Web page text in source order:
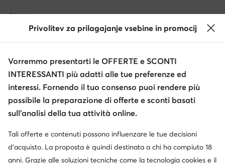
Cambia paese: Italia (IT)
Chi siamo
Informazioni
Privolitev za prilagajanje vsebine in promocij
Vorremmo presentarti le OFFERTE e SCONTI
INTERESSANTI più adatti alle tue preferenze ed
interessi. Fornendo il tuo consenso puoi rendere più
possibile la preparazione di offerte e sconti basati
sull’analisi della tua attività online.
Tali offerte e contenuti possono influenzare le tue decisioni
d’acquisto. La proposta è quindi destinata a chi ha compiuto 18
anni. Grazie alle soluzioni tecniche come la tecnologia cookies e il